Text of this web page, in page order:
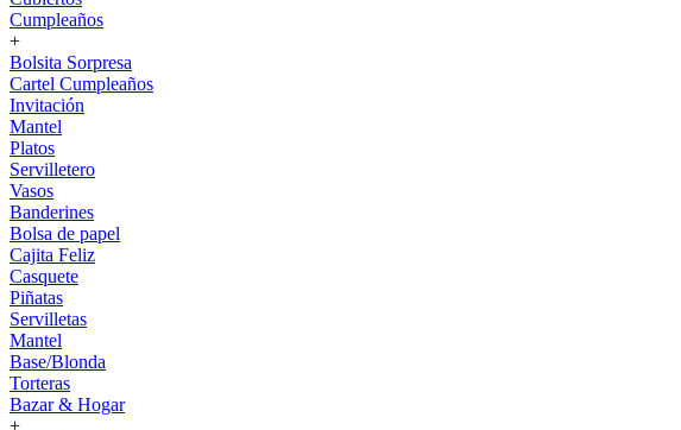
Cumpleaños
+
Bolsita Sorpresa
Cartel Cumpleaños
Invitación
Mantel
Platos
Servilletero
Vasos
Banderines
Bolsa de papel
Cajita Feliz
Casquete
Piñatas
Servilletas
Mantel
Base/Blonda
Torteras
Bazar & Hogar
+